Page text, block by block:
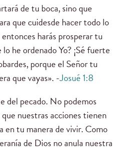
de tu boca, sino que
que cuidesde hacer todo lo
harás prosperar tu
he ordenado Yo? ¡Sé fuerte
porque el Señor tu
que vayas». -Josué 1:8
del pecado. No podemos
nuestras acciones tienen
en tu manera de vivir. Como
de Dios no anula nuestra